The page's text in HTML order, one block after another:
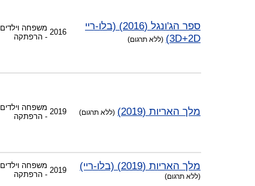
ספר הג'ונגל (2016) (בלו-ריי
3D+2D)
(ללא תרגום)
2016 משפחה וילדים
- הרפתקה
מלך האריות (2019) (ללא תרגום) 2019 משפחה וילדים
- הרפתקה
מלך האריות (2019) (בלו-ריי)
(ללא תרגום)
2019
משפחה וילדים
- הרפתקה